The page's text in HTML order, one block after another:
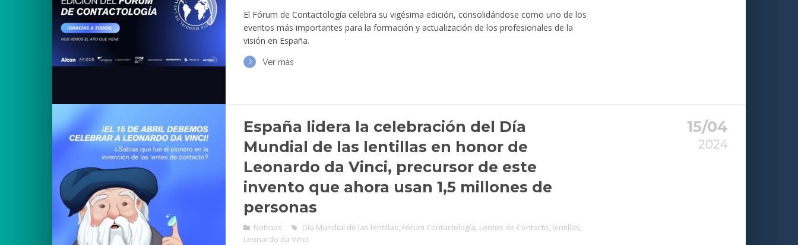
El Fórum de Contactología celebra su vigésima edición, consolidándose como uno de los
eventos más importantes para la formación y actualización de los profesionales de la
visión en España.
Ver más
15/04
2024
España lidera la celebración del Día
Mundial de las lentillas en honor de
Leonardo da Vinci, precursor de este
invento que ahora usan 1,5 millones de
personas
Noticias Día Mundial de las lentillas, Fórum Contactología, Lentes de Contacto, lentillas,
Leonardo da Vinci